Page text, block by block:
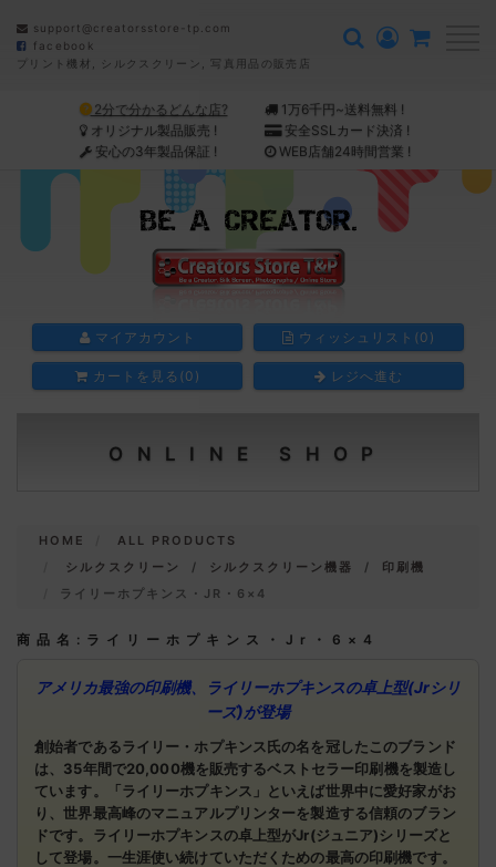
support@creatorsstore-tp.com
facebook
プリント機材, シルクスクリーン, 写真用品の販売店
録/
ロ
グ
イ
ン
2分で分かるどんな店?
1万6千円~送料無料 !
オリジナル製品販売 !
安全SSLカード決済 !
安心の3年製品保証 !
WEB店舗24時間営業 !
マイアカウント ウィッシュリスト(0)
カートを見る(0) レジへ進む
ONLINE SHOP
HOME
ALL PRODUCTS
シルクスクリーン
/ シルクスクリーン機器 / 印刷機
ライリーホプキンス・JR・6×4
商品名:ライリーホプキンス・Jr・6×4
アメリカ最強の印刷機、ライリーホプキンスの卓上型(Jrシリ
ーズ)が登場
創始者であるライリー・ホプキンス氏の名を冠したこのブランド
は、35年間で20,000機を販売するベストセラー印刷機を製造し
ています。「ライリーホプキンス」といえば世界中に愛好家がお
り、世界最高峰のマニュアルプリンターを製造する信頼のブラン
ドです。ライリーホプキンスの卓上型がJr(ジュニア)シリーズと
して登場。一生涯使い続けていただくための最高の印刷機です。